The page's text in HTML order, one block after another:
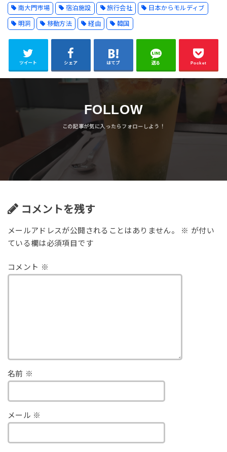
南大門市場 宿泊施設 旅行会社 日本からモルディブ
明洞 移動方法 経由 韓国
ツイート シェア はてブ 送る Pocket
FOLLOW
コメントを残す
メールアドレスが公開されることはありません。 ※ が付い
ている欄は必須項目です
コメント ※
名前 ※
メール ※